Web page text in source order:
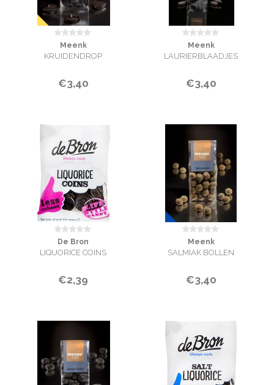
Meenk
KRUIDENDROP
€3,40
Meenk
LAURIERBLAADJES
€3,40
De Bron
LIQUORICE COINS
€2,39
Meenk
SALMIAK BOLLEN
€3,40